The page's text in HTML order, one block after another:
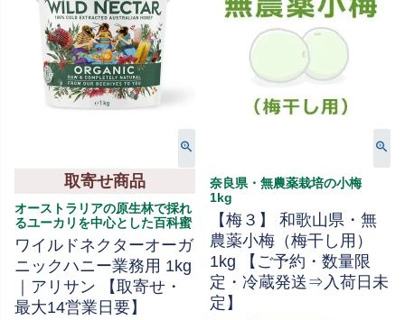
取寄せ商品
オーストラリアの原生林で採れ
るユーカリを中心とした百科蜜
ワイルドネクターオーガ
ニックハニー業務用 1kg
｜アリサン 【取寄せ・
最大14営業日要】
奈良県・無農薬栽培の小梅
1kg
【梅３】 和歌山県・無
農薬小梅（梅干し用）
1kg 【ご予約・数量限
定・冷蔵発送⇒入荷日未
定】